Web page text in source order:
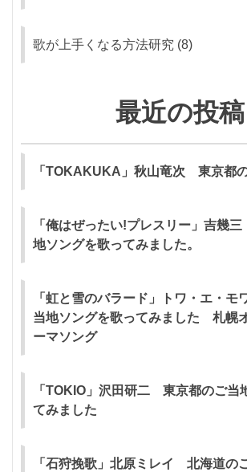
歌が上手くなる方法研究 (8)
最近の投稿
「TOKAKUKA」秋山竜次 東京都
「俺はぜったい!プレスリー」吉幾
地ソングを歌ってみました。
「虹と雪のバラード」トワ・エ・
当地ソングを歌ってみました 札幌
ーマソング
「TOKIO」沢田研二 東京都のご当
てみました
「石狩挽歌」北原ミレイ 北海道の